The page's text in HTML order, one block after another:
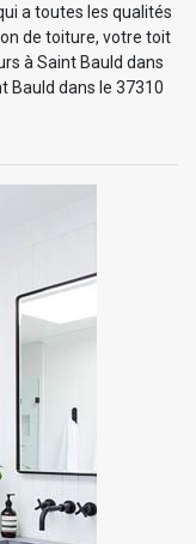
a toutes les qualités
de toiture, votre toit
à Saint Bauld dans
Bauld dans le 37310